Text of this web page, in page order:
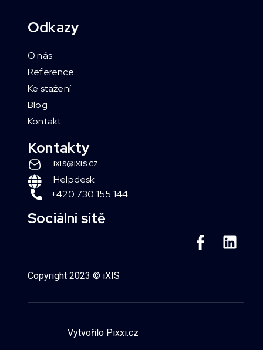
Odkazy
O nás
Reference
Ke stažení
Blog
Kontakt
Kontakty
ixis@ixis.cz
Helpdesk
+420 730 155 144
Sociální sítě
Copyright 2023 © iXIS
Vytvořilo Pixxi.cz